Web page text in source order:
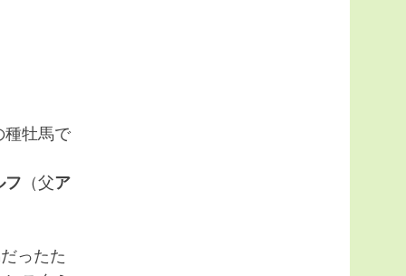
種牡馬で
フ （父ア
ったた